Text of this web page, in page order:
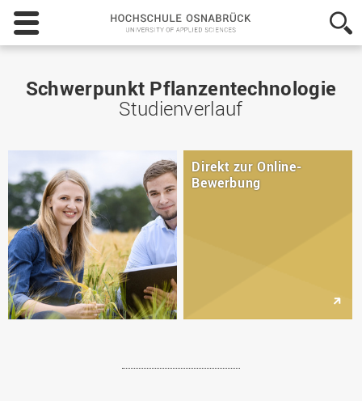
Hochschule
Osnabrück
-
Applied
Schwerpunkt Pflanzentechnologie
Studienverlauf
Direkt zur Online-
Bewerbung